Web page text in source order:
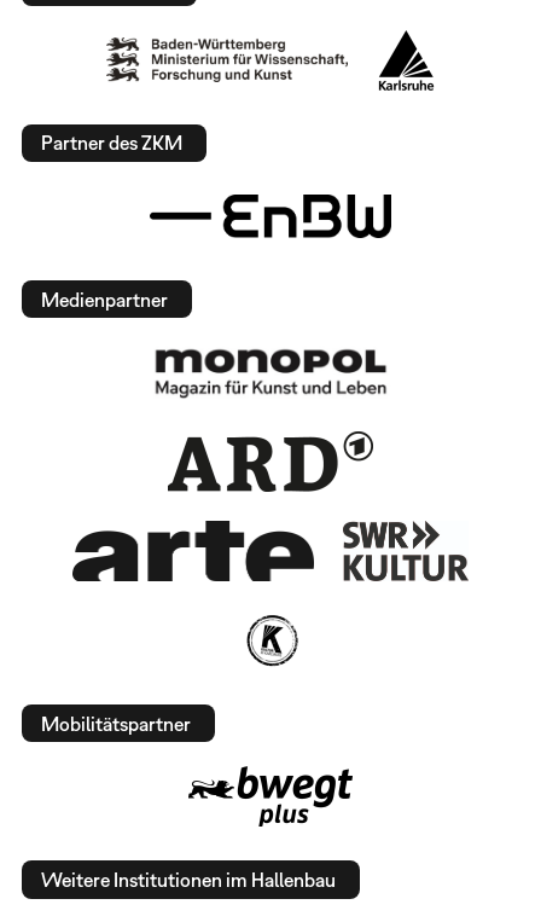
Partner des ZKM
Medienpartner
Mobilitätspartner
Weitere Institutionen im Hallenbau